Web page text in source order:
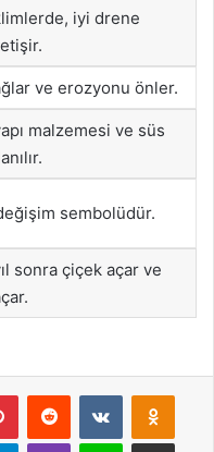
iyi drene
ve erozyonu önler.
malzemesi ve süs
sembolüdür.
sonra çiçek açar ve
PinterestReddit VKontakte
TelegramViber Line E-Posta ile